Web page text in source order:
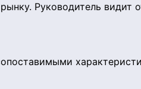
Руководитель видит